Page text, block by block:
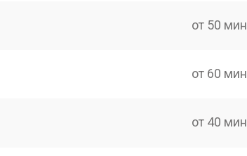
от 50 мин
от 60 мин
от 40 мин